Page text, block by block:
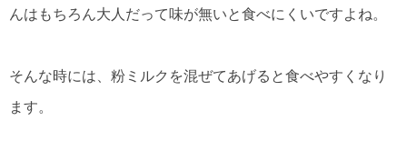
んはもちろん大人だって味が無いと食べにくいですよね。
そんな時には、粉ミルクを混ぜてあげると食べやすくなり
ます。